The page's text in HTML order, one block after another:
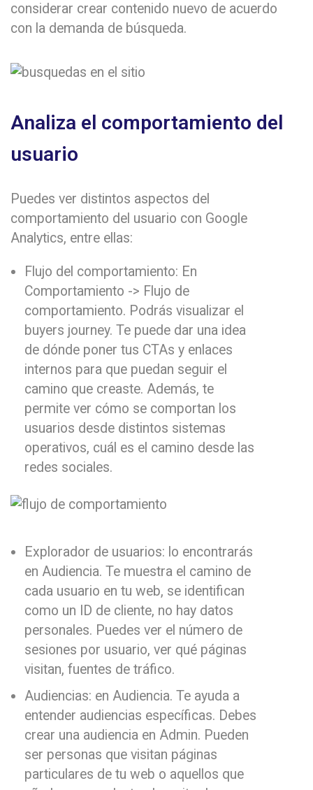
considerar crear contenido nuevo de acuerdo
con la demanda de búsqueda.
Analiza el comportamiento del
usuario
Puedes ver distintos aspectos del
comportamiento del usuario con Google
Analytics, entre ellas:
Flujo del comportamiento: En
Comportamiento -> Flujo de
comportamiento. Podrás visualizar el
buyers journey. Te puede dar una idea
de dónde poner tus CTAs y enlaces
internos para que puedan seguir el
camino que creaste. Además, te
permite ver cómo se comportan los
usuarios desde distintos sistemas
operativos, cuál es el camino desde las
redes sociales.
Explorador de usuarios: lo encontrarás
en Audiencia. Te muestra el camino de
cada usuario en tu web, se identifican
como un ID de cliente, no hay datos
personales. Puedes ver el número de
sesiones por usuario, ver qué páginas
visitan, fuentes de tráfico.
Audiencias: en Audiencia. Te ayuda a
entender audiencias específicas. Debes
crear una audiencia en Admin. Pueden
ser personas que visitan páginas
particulares de tu web o aquellos que